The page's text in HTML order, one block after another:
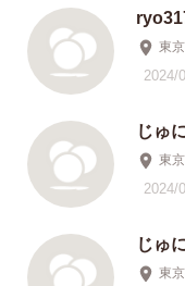
東
2024/
じゅ
東
2024/
じゅ
東